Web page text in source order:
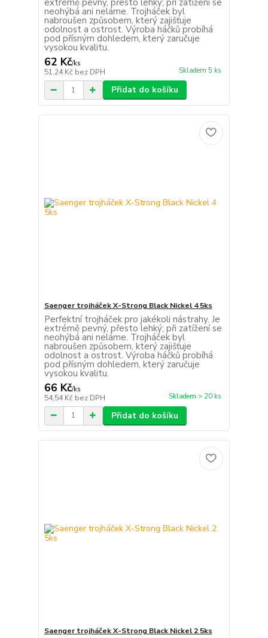
extrémě pevný, přesto lehký; při zatížení se
neohýbá ani neláme. Trojháček byl
nabroušen způsobem, který zajišťuje
odolnost a ostrost. Výroba háčků probíhá
pod přísným dohledem, který zaručuje
vysokou kvalitu.
62 Kč/ks
51,24 Kč bez DPH Skladem 5 ks
Přidat do košíku
Saenger trojháček X-Strong Black Nickel 4 5ks
Perfektní trojháček pro jakékoli nástrahy. Je
extrémě pevný, přesto lehký; při zatížení se
neohýbá ani neláme. Trojháček byl
nabroušen způsobem, který zajišťuje
odolnost a ostrost. Výroba háčků probíhá
pod přísným dohledem, který zaručuje
vysokou kvalitu.
66 Kč/ks
54,54 Kč bez DPH Skladem > 20 ks
Přidat do košíku
Saenger trojháček X-Strong Black Nickel 2 5ks